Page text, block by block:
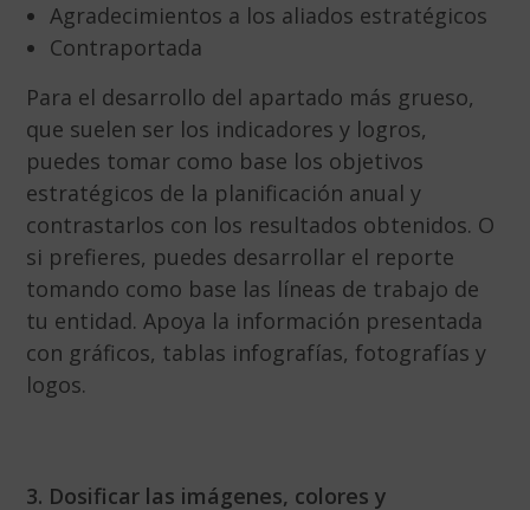
Agradecimientos a los aliados estratégicos
Contraportada
Para el desarrollo del apartado más grueso,
que suelen ser los indicadores y logros,
puedes tomar como base los objetivos
estratégicos de la planificación anual y
contrastarlos con los resultados obtenidos. O
si prefieres, puedes desarrollar el reporte
tomando como base las líneas de trabajo de
tu entidad. Apoya la información presentada
con gráficos, tablas infografías, fotografías y
logos.
3. Dosificar las imágenes, colores y